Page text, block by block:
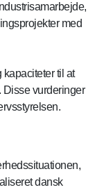
med
til at
vurderinger
dansk